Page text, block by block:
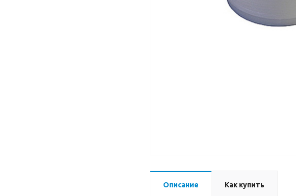
Описание Как купить